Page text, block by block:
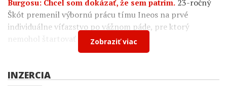
Burgosu: Chcel som dokázať, že sem patrím. 23-ročný
Škót premenil výbornú prácu tímu Ineos na prvé
individuálne víťazstvo po vážnom páde, pre ktorý
nemohol štartovať na Tour de France.
Zobraziť viac
INZERCIA